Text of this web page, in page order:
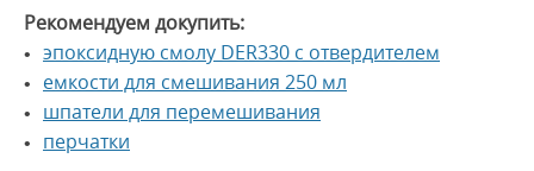
Рекомендуем докупить:
эпоксидную смолу DER330 с отвердителем
емкости для смешивания 250 мл
шпатели для перемешивания
перчатки